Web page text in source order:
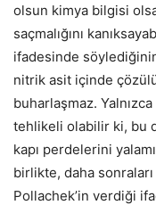
olsun kimya bilgisi
saçmalığını
ifadesinde
nitrik asit içinde
buharlaşmaz.
tehlikeli olabilir ki, bu
kapı perdelerini
birlikte, daha
Pollachek’in verdiği